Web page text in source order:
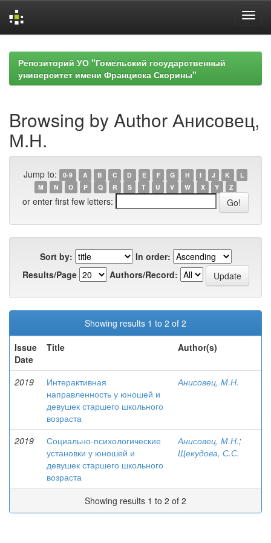
navigationРепозиторий УО "Гомельский государственный
университет имени Франциска Скорины"
Browsing by Author Анисовец,
М.Н.
Jump to: 0-9 A B C D E F G H I J K
L
M
N O P Q R S T U V W X Y Z
or enter first few letters:
Sort by:
In order:
Results/Page
Authors/Record:
Showing results 1 to 2 of 2
Issue
Date
Title Author(s)
2019
Интерактивная
направленность у юношей и
девушек старшего школьного
возраста
Анисовец, М.Н.
2019
Социально-психологические
установки у юношей и
девушек старшего школьного
возраста
Анисовец, М.Н.;
Щекудова, С.С.
Showing results 1 to 2 of 2